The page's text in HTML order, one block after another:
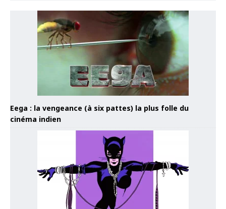
Eega : la vengeance (à six pattes) la plus folle du
cinéma indien